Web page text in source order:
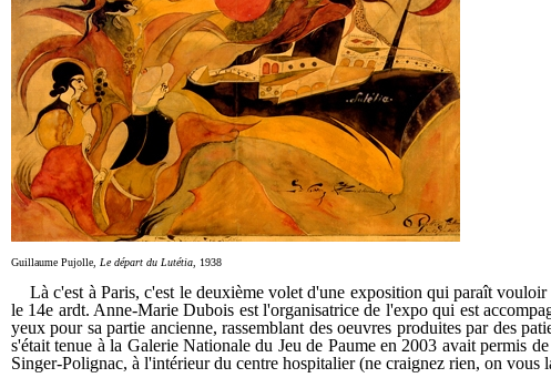
Guillaume Pujolle, Le départ du Lutétia, 1938
Là c'est à Paris, c'est le deuxième volet d'une exposition qui paraît
le 14e ardt. Anne-Marie Dubois est l'organisatrice de l'expo qui est
yeux pour sa partie ancienne, rassemblant des oeuvres produites par des
s'était tenue à la Galerie Nationale du Jeu de Paume en 2003 avait permis
Singer-Polignac, à l'intérieur du centre hospitalier (ne craignez rien, on vous